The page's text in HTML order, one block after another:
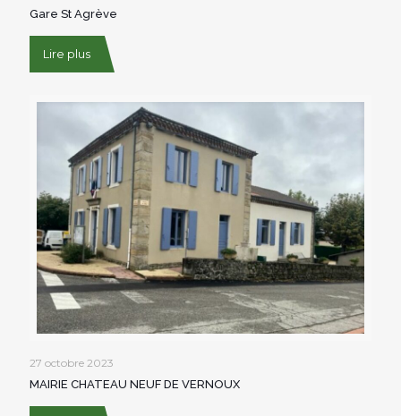
Gare St Agrève
Lire plus
27 octobre 2023
MAIRIE CHATEAU NEUF DE VERNOUX